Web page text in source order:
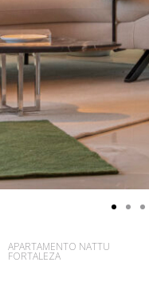
APARTAMENTO NATTU
FORTALEZA